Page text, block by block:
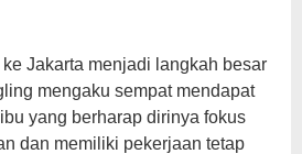
Jakarta menjadi langkah besar
mengaku sempat mendapat
yang berharap dirinya fokus
dan memiliki pekerjaan tetap